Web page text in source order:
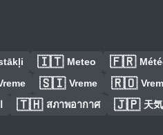
🇮🇹 Meteo 🇫🇷
🇸🇮 Vreme 🇷🇴
🇹🇭 สภาพอากาศ 🇯🇵 天気